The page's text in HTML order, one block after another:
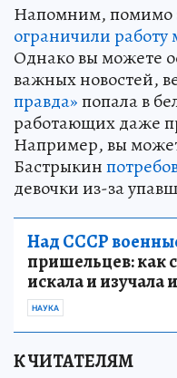
Напомним, помимо
ограничили работу
Однако вы можете
важных новостей,
правда»попала в
работающих даже
Например, вы
Бастрыкин
девочки из-за
Над СССР
пришельцев: как
искала и изучала
НАУКА
К ЧИТАТЕЛЯМ